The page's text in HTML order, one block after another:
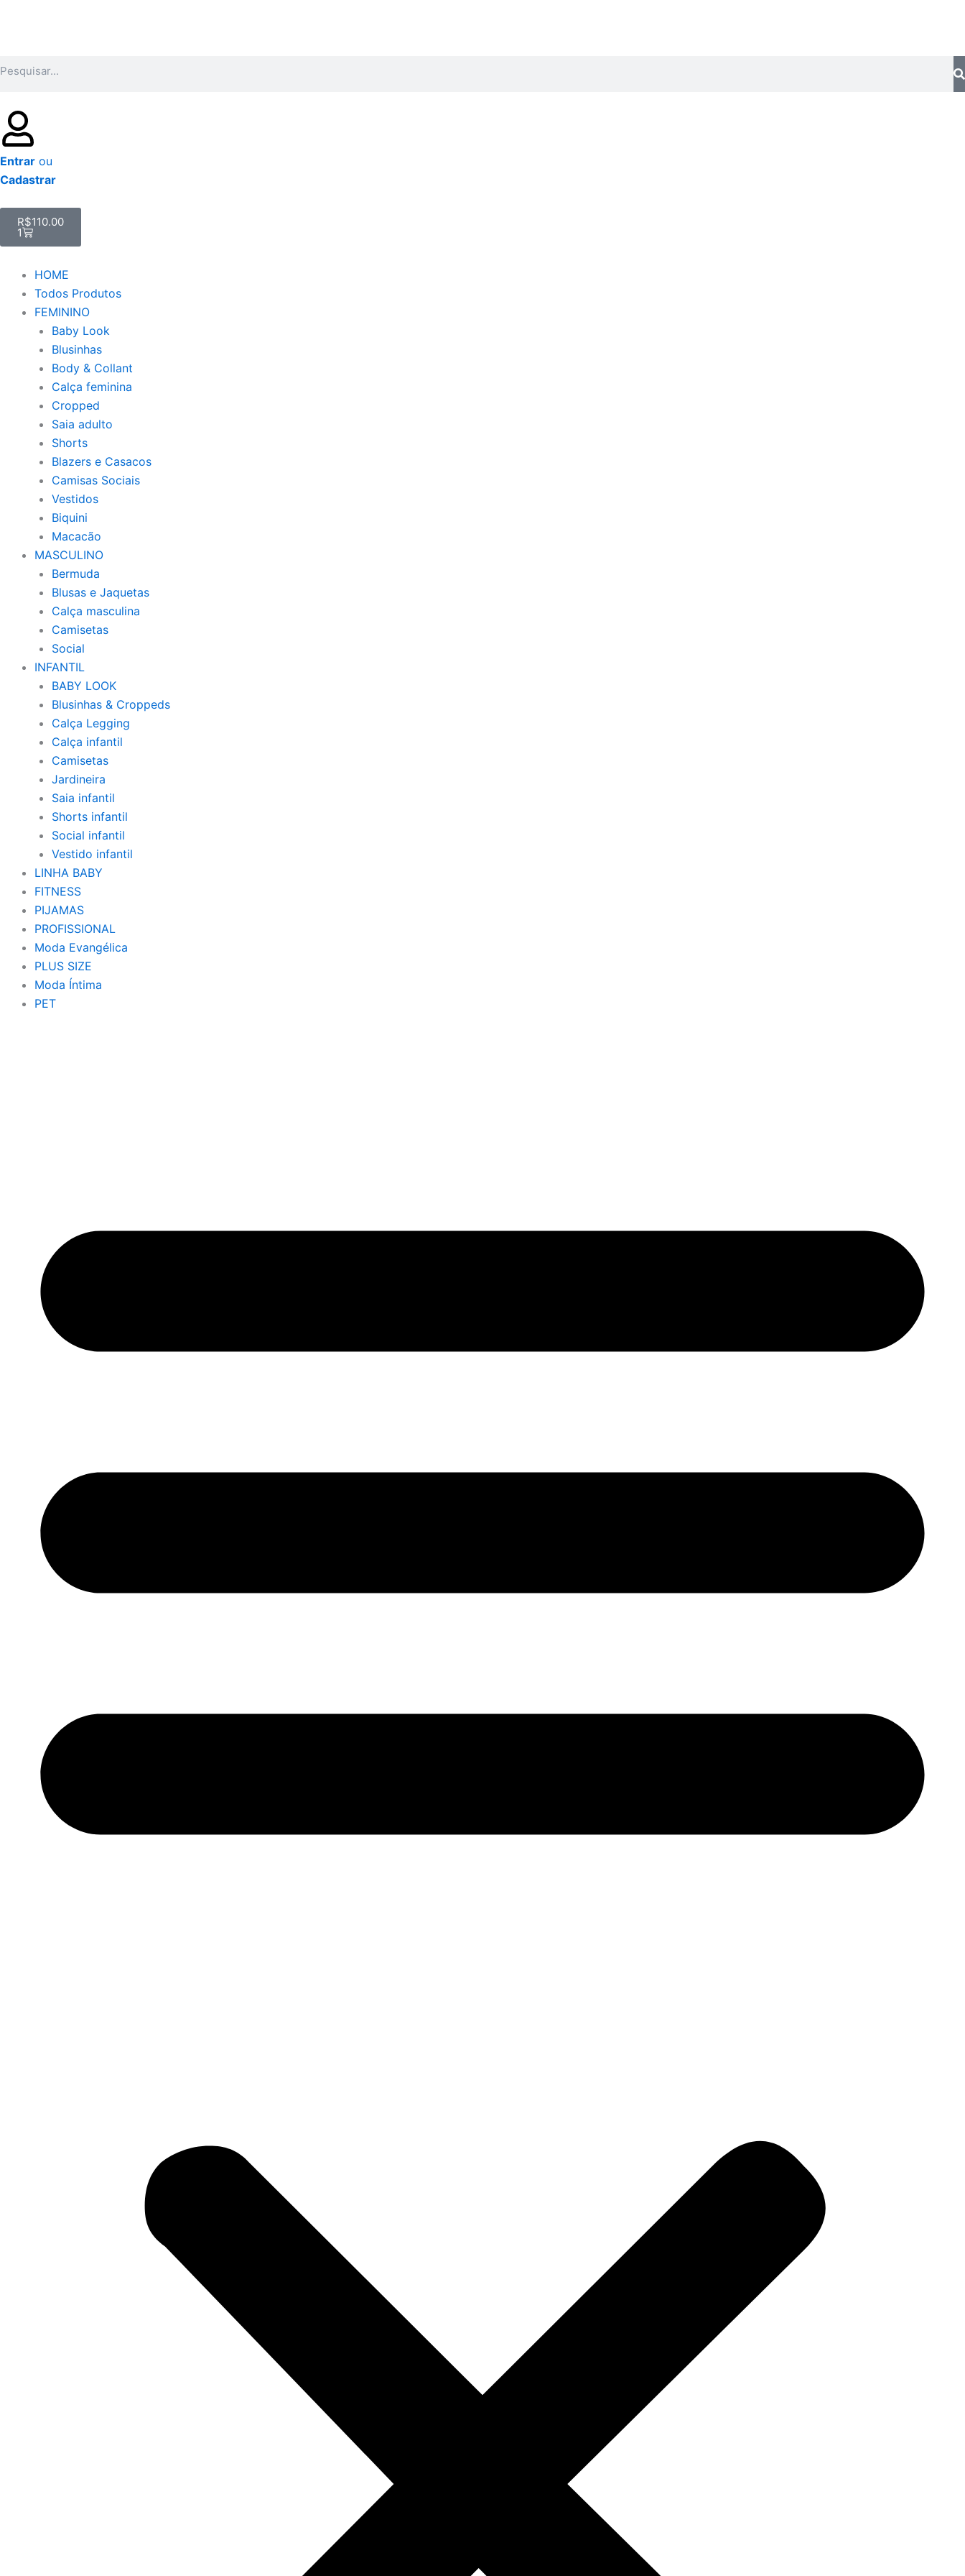
conteúdo
Entrar ou
Cadastrar
R$110.00
1
Carrinho
HOME
Todos Produtos
FEMININO
Baby Look
Blusinhas
Body & Collant
Calça feminina
Cropped
Saia adulto
Shorts
Blazers e Casacos
Camisas Sociais
Vestidos
Biquini
Macacão
MASCULINO
Bermuda
Blusas e Jaquetas
Calça masculina
Camisetas
Social
INFANTIL
BABY LOOK
Blusinhas & Croppeds
Calça Legging
Calça infantil
Camisetas
Jardineira
Saia infantil
Shorts infantil
Social infantil
Vestido infantil
LINHA BABY
FITNESS
PIJAMAS
PROFISSIONAL
Moda Evangélica
PLUS SIZE
Moda Íntima
PET